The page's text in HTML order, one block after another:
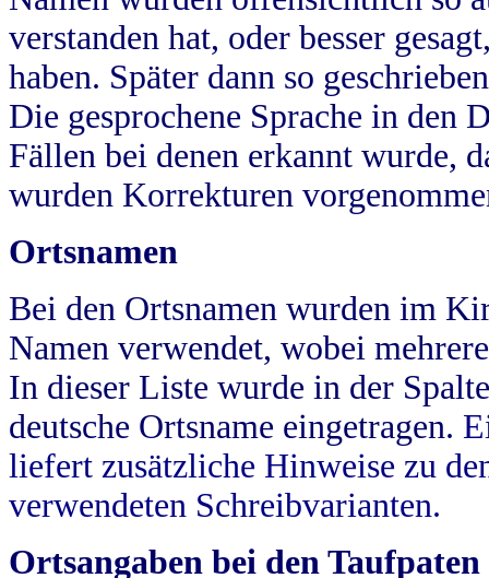
verstanden hat, oder besser
haben. Später dann so
Die gesprochene Sprache in
Fällen bei denen erkannt wurde,
wurden Korrekturen
Ortsnamen
Bei den Ortsnamen wurden im
Namen verwendet, wobei
In dieser Liste wurde in der
deutsche Ortsname eingetragen.
liefert zusätzliche Hinweise zu
verwendeten Schreibvarianten.
Ortsangaben bei den Taufpaten